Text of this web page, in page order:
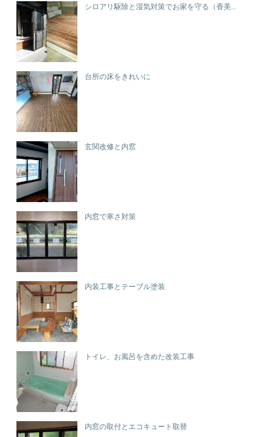
シロアリ駆除と湿気対策でお家を守る（香美...
台所の床をきれいに
玄関改修と内窓
内窓で寒さ対策
内装工事とテーブル塗装
トイレ、お風呂を含めた改装工事
内窓の取付とエコキュート取替